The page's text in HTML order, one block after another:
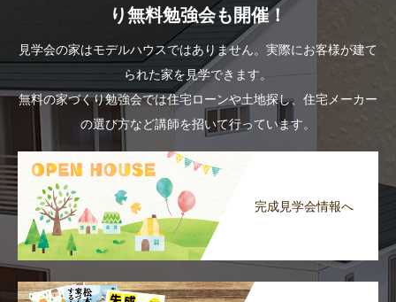
り無料勉強会も開催！
見学会の家はモデルハウスではありません。実際にお客様が建て
られた家を見学できます。
無料の家づくり勉強会では住宅ローンや土地探し、住宅メーカー
の選び方など講師を招いて行っています。
完成見学会情報へ